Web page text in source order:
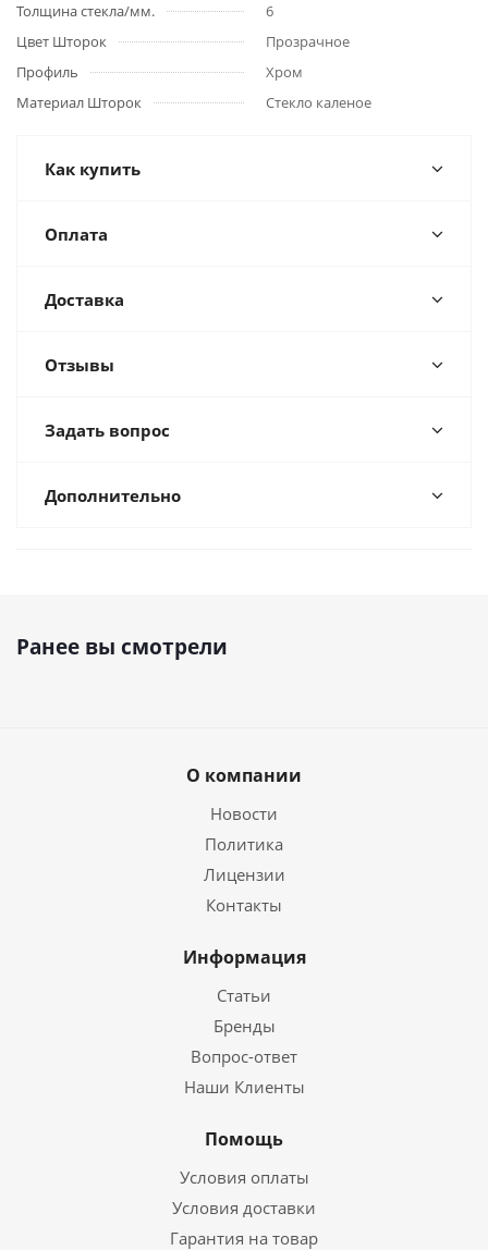
Толщина стекла/мм.
6
Цвет Шторок
Прозрачное
Профиль
Хром
Материал Шторок
Стекло каленое
Как купить
Оплата
Доставка
Отзывы
Задать вопрос
Дополнительно
Ранее вы смотрели
О компании
Новости
Политика
Лицензии
Контакты
Информация
Статьи
Бренды
Вопрос-ответ
Наши Клиенты
Помощь
Условия оплаты
Условия доставки
Гарантия на товар